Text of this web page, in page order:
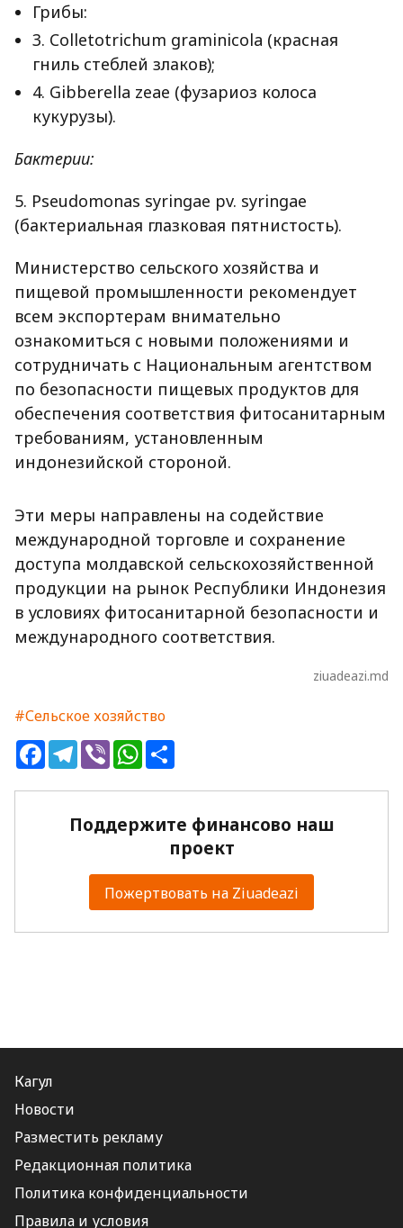
Грибы:
3. Colletotrichum graminicola (красная
гниль стеблей злаков);
4. Gibberella zeae (фузариоз колоса
кукурузы).
Бактерии:
5. Pseudomonas syringae pv. syringae
(бактериальная глазковая пятнистость).
Министерство сельского хозяйства и
пищевой промышленности рекомендует
всем экспортерам внимательно
ознакомиться с новыми положениями и
сотрудничать с Национальным агентством
по безопасности пищевых продуктов для
обеспечения соответствия фитосанитарным
требованиям, установленным
индонезийской стороной.
Эти меры направлены на содействие
международной торговле и сохранение
доступа молдавской сельскохозяйственной
продукции на рынок Республики Индонезия
в условиях фитосанитарной безопасности и
международного соответствия.
ziuadeazi.md
#Сельское хозяйство
FacebookTelegram
ViberWhatsApp
Поддержите финансово наш
проект
Пожертвовать на Ziuadeazi
Кагул
Новости
Разместить рекламу
Редакционная политика
Политика конфиденциальности
Правила и условия